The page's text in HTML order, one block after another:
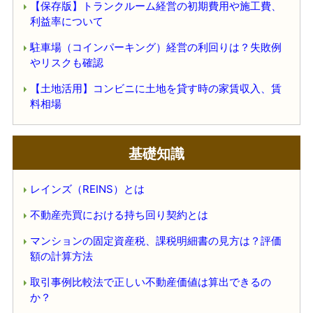
【保存版】トランクルーム経営の初期費用や施工費、
利益率について
駐車場（コインパーキング）経営の利回りは？失敗例
やリスクも確認
【土地活用】コンビニに土地を貸す時の家賃収入、賃
料相場
基礎知識
レインズ（REINS）とは
不動産売買における持ち回り契約とは
マンションの固定資産税、課税明細書の見方は？評価
額の計算方法
取引事例比較法で正しい不動産価値は算出できるの
か？